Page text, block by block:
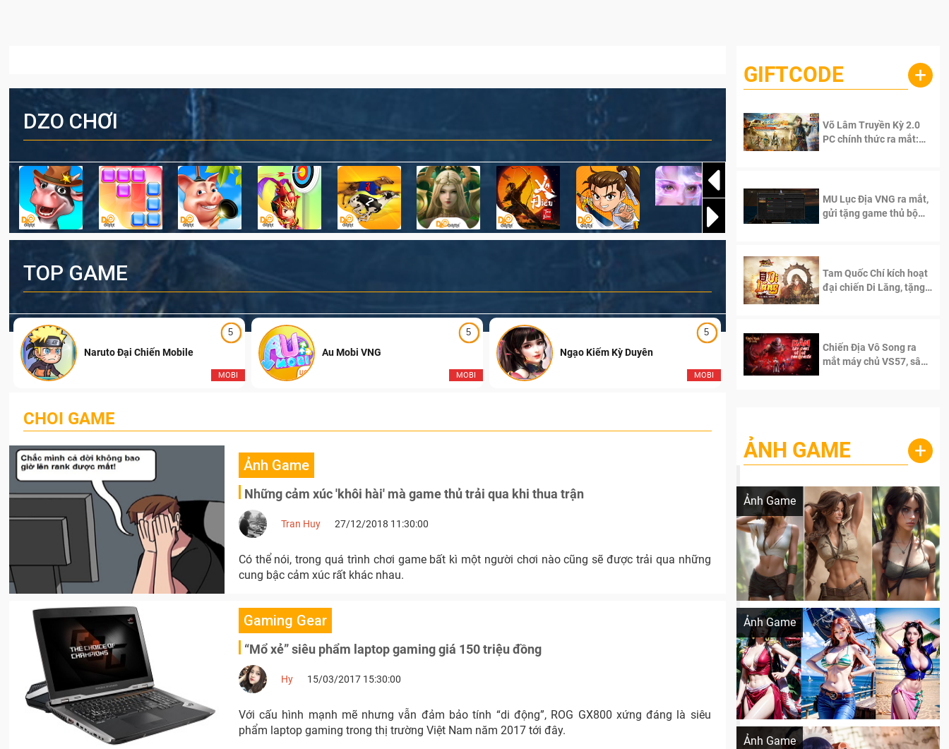
DZO CHƠI
TOP GAME
5
MOBI
Naruto Đại Chiến Mobile
5
MOBI
Au Mobi VNG
5
MOBI
Ngạo Kiếm Kỳ Duyên Ngạo Thiên Mobile
CHOI GAME
Ảnh Game
Những cảm xúc 'khôi hài' mà game thủ trải qua khi thua trận
Tran Huy 27/12/2018 11:30:00
Có thể nói, trong quá trình chơi game bất kì một người chơi nào cũng sẽ được trải qua những
cung bậc cảm xúc rất khác nhau.
Gaming Gear
“Mổ xẻ” siêu phẩm laptop gaming giá 150 triệu đồng
Hy 15/03/2017 15:30:00
Với cấu hình mạnh mẽ nhưng vẫn đảm bảo tính “di động”, ROG GX800 xứng đáng là siêu
phẩm laptop gaming trong thị trường Việt Nam năm 2017 tới đây.
GIFTCODE +
Võ Lâm Truyền Kỳ 2.0
PC chính thức ra mắt:
MU Lục Địa VNG ra mắt,
gửi tặng game thủ bộ
Tam Quốc Chí kích hoạt
đại chiến Di Lăng, tặng
Chiến Địa Vô Song ra
mắt máy chủ VS57, sân
ẢNH GAME +
Ảnh Game
Lala Croft vừa nóng vừa xinh dưới nét vẽ
Ảnh Game
Khi AI Cosplay gái đẹp One Piece
Ảnh Game
Cosplay Xiangling siêu cute